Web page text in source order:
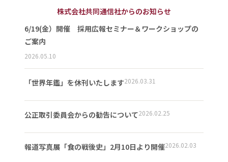
株式会社共同通信社からのお知らせ
6/19(金）開催 採用広報セミナー＆ワークショップの
ご案内
2026.05.10
「世界年鑑」を休刊いたします2026.03.31
公正取引委員会からの勧告について2026.02.25
報道写真展「食の戦後史」2月10日より開催2026.02.03